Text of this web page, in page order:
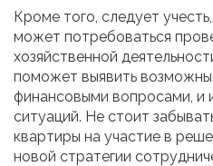
Кроме того, следует
может потребоваться
хозяйственной
поможет выявить
финансовыми вопросами, и
ситуаций. Не стоит
квартиры на участие в
новой стратегии